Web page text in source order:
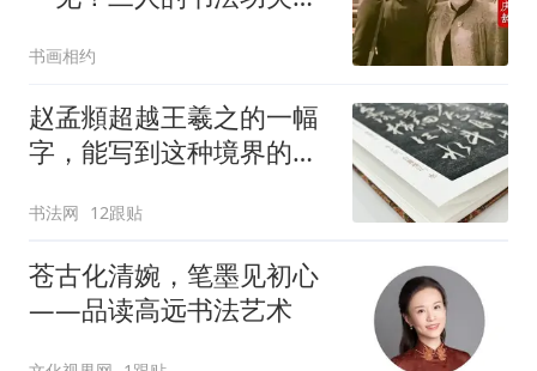
板至极，行书不足观？
书画相约
赵孟頫超越王羲之的一幅
字，能写到这种境界的，
书法网 12跟贴
苍古化清婉，笔墨见初心
——品读高远书法艺术